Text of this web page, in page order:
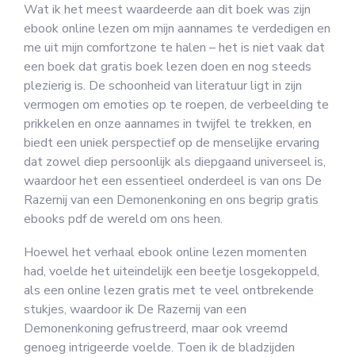
Wat ik het meest waardeerde aan dit boek was zijn
ebook online lezen om mijn aannames te verdedigen en
me uit mijn comfortzone te halen – het is niet vaak dat
een boek dat gratis boek lezen doen en nog steeds
plezierig is. De schoonheid van literatuur ligt in zijn
vermogen om emoties op te roepen, de verbeelding te
prikkelen en onze aannames in twijfel te trekken, en
biedt een uniek perspectief op de menselijke ervaring
dat zowel diep persoonlijk als diepgaand universeel is,
waardoor het een essentieel onderdeel is van ons De
Razernij van een Demonenkoning en ons begrip gratis
ebooks pdf de wereld om ons heen.
Hoewel het verhaal ebook online lezen momenten
had, voelde het uiteindelijk een beetje losgekoppeld,
als een online lezen gratis met te veel ontbrekende
stukjes, waardoor ik De Razernij van een
Demonenkoning gefrustreerd, maar ook vreemd
genoeg intrigeerde voelde. Toen ik de bladzijden